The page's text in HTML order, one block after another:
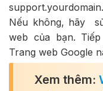
Nếu không, hãy
web của bạn.
Trang web Google
Xem thêm: